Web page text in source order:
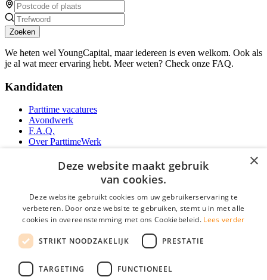
Zoeken
We heten wel YoungCapital, maar iedereen is even welkom. Ook als
je al wat meer ervaring hebt. Meer weten? Check onze FAQ.
Kandidaten
Parttime vacatures
Avondwerk
F.A.Q.
Over ParttimeWerk
YoungCapital Android App
Parttime personeel
Vacature aanmelden
Partners
Social
×
Deze website maakt gebruik
van cookies.
Deze website gebruikt cookies om uw gebruikerservaring te
verbeteren. Door onze website te gebruiken, stemt u in met alle
cookies in overeenstemming met ons Cookiebeleid. Lees verder
STRIKT NOODZAKELIJK PRESTATIE
TARGETING FUNCTIONEEL